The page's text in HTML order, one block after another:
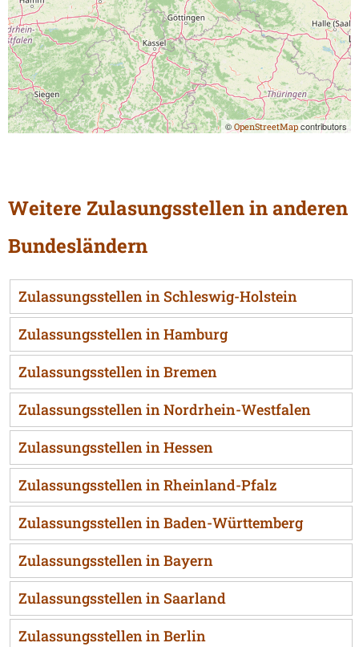
© OpenStreetMap contributors
Weitere Zulasungsstellen in anderen
Bundesländern
Zulassungsstellen in Schleswig-Holstein
Zulassungsstellen in Hamburg
Zulassungsstellen in Bremen
Zulassungsstellen in Nordrhein-Westfalen
Zulassungsstellen in Hessen
Zulassungsstellen in Rheinland-Pfalz
Zulassungsstellen in Baden-Württemberg
Zulassungsstellen in Bayern
Zulassungsstellen in Saarland
Zulassungsstellen in Berlin